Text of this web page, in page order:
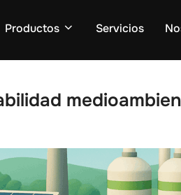
Productos Servicios